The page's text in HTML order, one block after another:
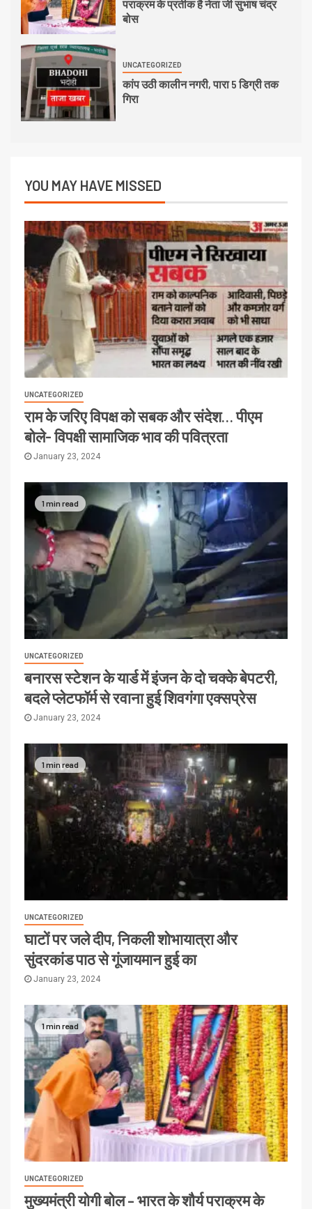
पराक्रम के प्रतीक है नेता जी सुभाष चंद्र
बोस
UNCATEGORIZED
कांप उठी कालीन नगरी, पारा 5 डिग्री तक
गिरा
YOU MAY HAVE MISSED
UNCATEGORIZED
राम के जरिए विपक्ष को सबक और संदेश… पीएम
बोले- विपक्षी सामाजिक भाव की पवित्रता
January 23, 2024
1 min read
UNCATEGORIZED
बनारस स्टेशन के यार्ड में इंजन के दो चक्के बेपटरी,
बदले प्लेटफॉर्म से रवाना हुई शिवगंगा एक्सप्रेस
January 23, 2024
1 min read
UNCATEGORIZED
घाटों पर जले दीप, निकली शोभायात्रा और
सुंदरकांड पाठ से गूंजायमान हुई का
January 23, 2024
1 min read
UNCATEGORIZED
मुख्यमंत्री योगी बोल – भारत के शौर्य पराक्रम के